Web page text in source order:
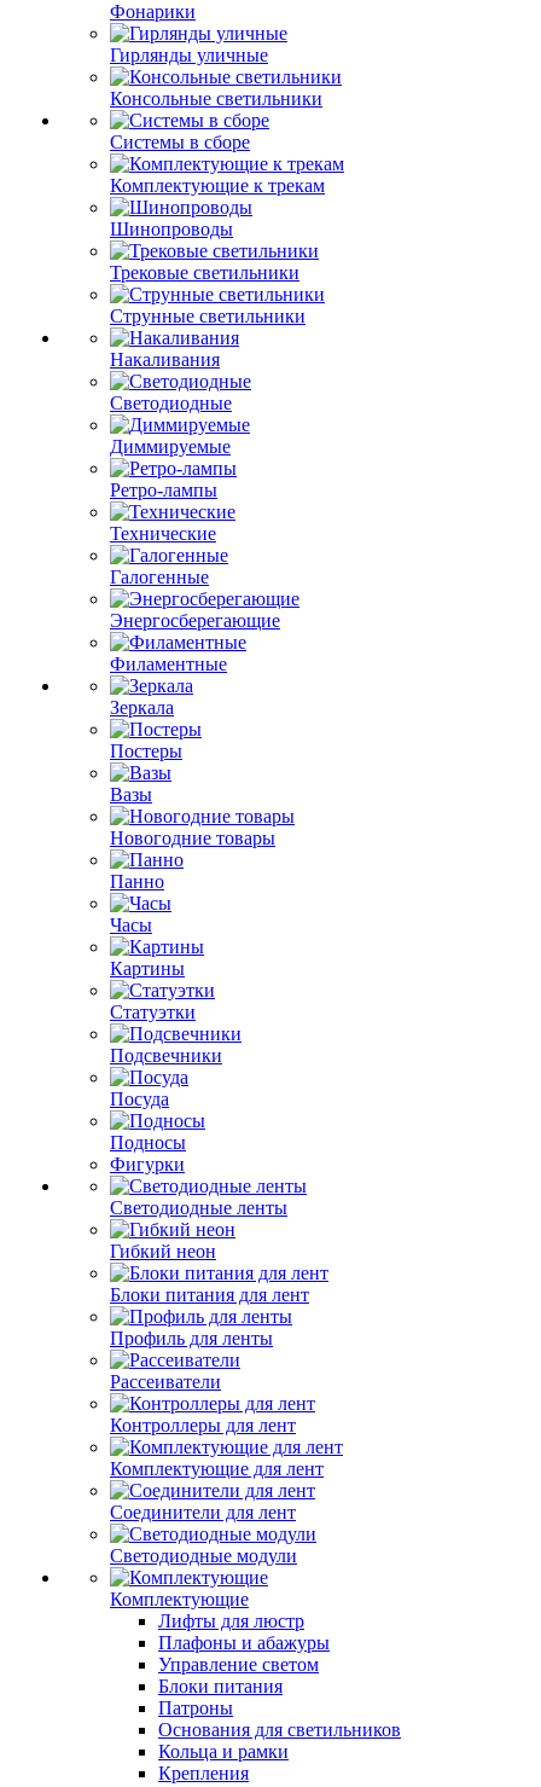
Фонарики
Гирлянды уличные
Консольные светильники
Системы в сборе
Комплектующие к трекам
Шинопроводы
Трековые светильники
Струнные светильники
Накаливания
Светодиодные
Диммируемые
Ретро-лампы
Технические
Галогенные
Энергосберегающие
Филаментные
Зеркала
Постеры
Вазы
Новогодние товары
Панно
Часы
Картины
Статуэтки
Подсвечники
Посуда
Подносы
Фигурки
Светодиодные ленты
Гибкий неон
Блоки питания для лент
Профиль для ленты
Рассеиватели
Контроллеры для лент
Комплектующие для лент
Соединители для лент
Светодиодные модули
Комплектующие
Лифты для люстр
Плафоны и абажуры
Управление светом
Блоки питания
Патроны
Основания для светильников
Кольца и рамки
Крепления